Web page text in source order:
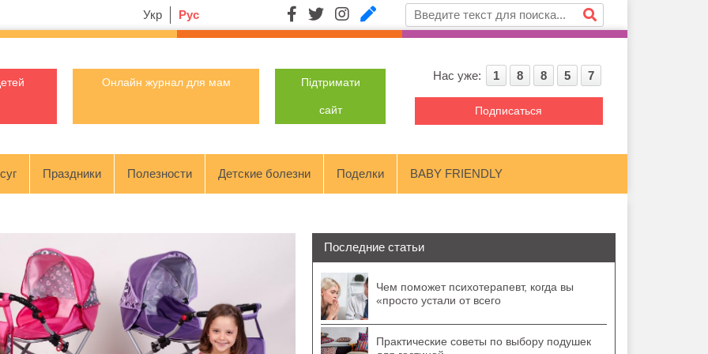
Укр Рус
Онлайн журнал для мам Підтримати
сайт
Нас уже: 1 8 8 5 7
Подписаться
Праздники Полезности Детские болезни Поделки BABY FRIENDLY
Последние статьи
Чем поможет психотерапевт, когда вы
«просто устали от всего
Практические советы по выбору подушек